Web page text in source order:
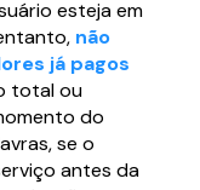
esteja em
não
já pagos
total ou
do
se o
antes da